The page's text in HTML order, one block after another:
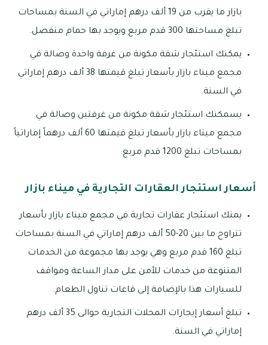
بازار ما يقرب من 19 ألف درهم إماراتي في السنة بمساحات
تبلغ مساحتها 300 قدم مربع ويوجد بها حمام منفصل.
يمكنك استئجار شقة مكونة من غرفة واحدة وصالة في
مجمع ميناء بازار بأسعار تبلغ قيمتها 38 ألف درهم إماراتي
في السنة.
يسمكنك استئجار شقة مكونة من غرفتين وصالة في
مجمع ميناء بازار بأسعار تبلغ قيمتها 60 ألف درهماً إماراتياً
بمساحات تبلغ 1200 قدم مربع.
أسعار استئجار العقارات التجارية في ميناء بازار
يمنك استئجار عقارات تجارية في مجمع ميناء بازار بأسعار
تتراوح ما بين 20-50 ألف درهم إماراتي في السنة بمساحات
تبلغ 160 قدم مربع وهي يوجد بها مجموعة من الخدمات
المتنوعة من خدمات للأمن على مدار الساعة ومواقف
للسيارات هذا بالإضافة إلى قاعات تناول الطعام.
تبلغ أسعار إيجارات المحلات التجارية حوالى 35 ألف درهم
إماراتي في السنة.